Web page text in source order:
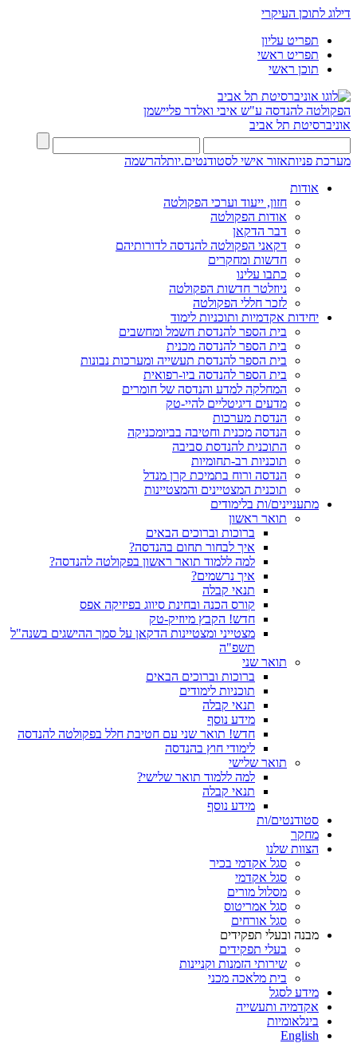
דילוג לתוכן העיקרי
תפריט עליון
תפריט ראשי
תוכן ראשי
הפקולטה להנדסה ע"ש איבי ואלדר פליישמן
אוניברסיטת תל אביב
מערכת פניותאזור אישי לסטודנטים.יותלהרשמה
אודות
חזון, ייעוד וערכי הפקולטה
אודות הפקולטה
דבר הדקאן
דקאני הפקולטה להנדסה לדורותיהם
חדשות ומחקרים
כתבו עלינו
ניוזלטר חדשות הפקולטה
לזכר חללי הפקולטה
יחידות אקדמיות ותוכניות לימוד
בית הספר להנדסת חשמל ומחשבים
בית הספר להנדסה מכנית
בית הספר להנדסת תעשייה ומערכות נבונות
בית הספר להנדסה ביו-רפואית
המחלקה למדע והנדסה של חומרים
מדעים דיגיטליים להיי-טק
הנדסת מערכות
הנדסה מכנית וחטיבה בביומכניקה
התוכנית להנדסת סביבה
תוכניות רב-תחומיות
הנדסה ורוח בתמיכת קרן מנדל
תוכנית המצטיינים והמצטיינות
מתעניינים/ות בלימודים
תואר ראשון
ברוכות וברוכים הבאים
איך לבחור תחום בהנדסה?
למה ללמוד תואר ראשון בפקולטה להנדסה?
איך נרשמים?
תנאי קבלה
קורס הכנה ובחינת סיווג בפיזיקה אפס
חדש! הקבץ מיוזיק-טק
מצטייני ומצטיינות הדקאן על סמך ההישגים בשנה"ל
תשפ"ה
תואר שני
ברוכות וברוכים הבאים
תוכניות לימודים
תנאי קבלה
מידע נוסף
חדש! תואר שני עם חטיבת חלל בפקולטה להנדסה
לימודי חוץ בהנדסה
תואר שלישי
למה ללמוד תואר שלישי?
תנאי קבלה
מידע נוסף
סטודנטים/ות
מחקר
הצוות שלנו
סגל אקדמי בכיר
סגל אקדמי
מסלול מורים
סגל אמריטוס
סגל אורחים
מבנה ובעלי תפקידים
בעלי תפקידים
שירותי הזמנות וקניינות
בית מלאכה מכני
מידע לסגל
אקדמיה ותעשייה
בינלאומיות
English